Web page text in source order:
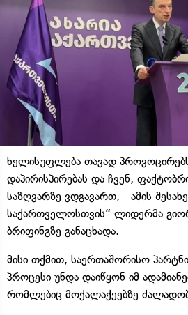
ხელისუფლება თავად
დაპირისპირებას და ჩვენ,
საზღვარზე ვდგავართ, - ამის
საქართველოსთვის“ ლიდერმა
ბრიფინგზე განაცხადა.
მისი თქმით, საერთაშორისო
პროცესი უნდა დაიწყონ იმ
რომლებიც მოქალაქეებზე